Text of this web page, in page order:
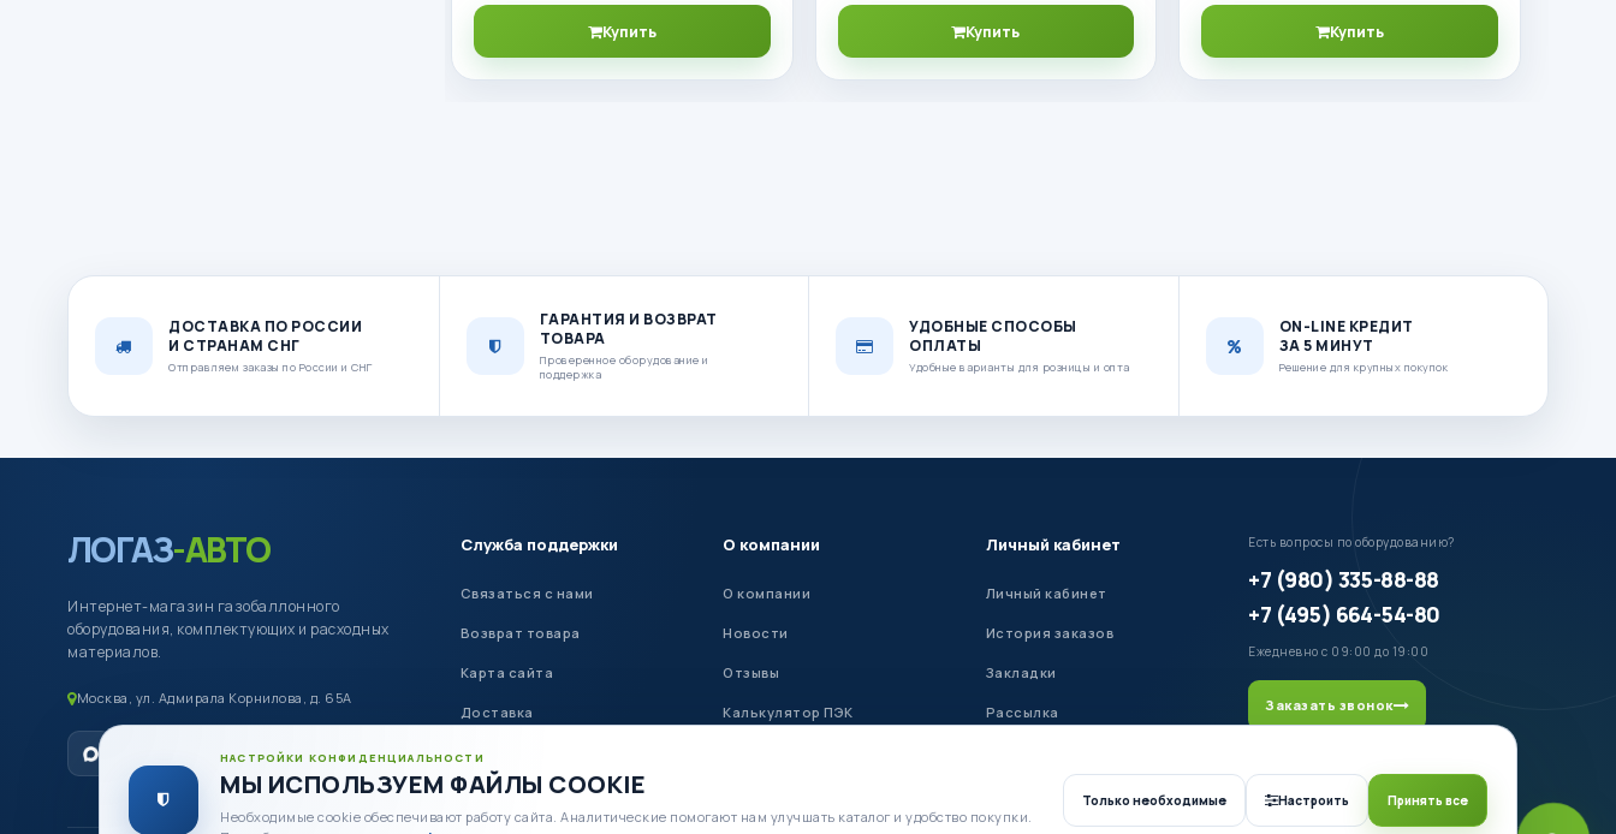
Купить Купить Купить
ДОСТАВКА ПО РОССИИ
И СТРАНАМ СНГ
Отправляем заказы по России и СНГ
ГАРАНТИЯ И ВОЗВРАТ
ТОВАРА
Проверенное оборудование и
поддержка
УДОБНЫЕ СПОСОБЫ
ОПЛАТЫ
Удобные варианты для розницы и опта
ON-LINE КРЕДИТ
ЗА 5 МИНУТ
Решение для крупных покупок
ЛОГАЗ-АВТО
Интернет-магазин газобаллонного
оборудования, комплектующих и расходных
материалов.
Москва, ул. Адмирала Корнилова, д. 65А
Служба поддержки
Связаться с нами
Возврат товара
Карта сайта
Доставка
Оплата
О компании
О компании
Новости
Отзывы
Калькулятор ПЭК
Личный кабинет
Личный кабинет
История заказов
Закладки
Рассылка
Есть вопросы по оборудованию?
+7 (980) 335-88-88
+7 (495) 664-54-80
Ежедневно с 09:00 до 19:00
Заказать звонок
НАСТРОЙКИ КОНФИДЕНЦИАЛЬНОСТИ
МЫ ИСПОЛЬЗУЕМ ФАЙЛЫ COOKIE
Необходимые cookie обеспечивают работу сайта. Аналитические помогают нам улучшать каталог и удобство покупки.
Только необходимые Настроить Принять все